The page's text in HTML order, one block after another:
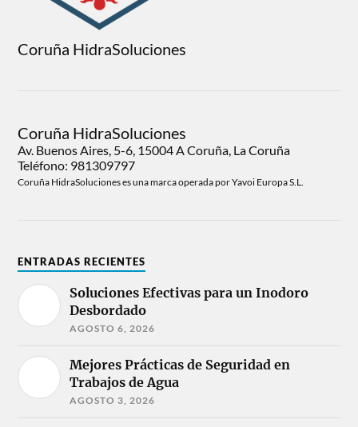
Coruña HidraSoluciones
Coruña HidraSoluciones
Av. Buenos Aires, 5-6, 15004 A Coruña, La Coruña
Teléfono: 981309797
Coruña HidraSoluciones es una marca operada por Yavoi Europa S.L.
ENTRADAS RECIENTES
Soluciones Efectivas para un Inodoro
Desbordado
AGOSTO 6, 2026
Mejores Prácticas de Seguridad en
Trabajos de Agua
AGOSTO 3, 2026